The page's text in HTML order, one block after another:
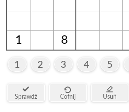
1
8
1 2 3 4 5
Sprawdź Cofnij Usuń